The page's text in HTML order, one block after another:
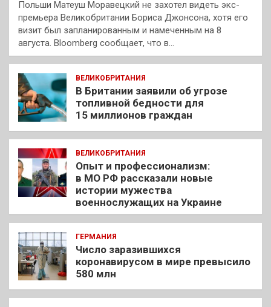
Польши Матеуш Моравецкий не захотел видеть экс-
премьера Великобритании Бориса Джонсона, хотя его
визит был запланированным и намеченным на 8
августа. Bloomberg сообщает, что в…
ВЕЛИКОБРИТАНИЯ
В Британии заявили об угрозе
топливной бедности для
15 миллионов граждан
ВЕЛИКОБРИТАНИЯ
Опыт и профессионализм:
в МО РФ рассказали новые
истории мужества
военнослужащих на Украине
ГЕРМАНИЯ
Число заразившихся
коронавирусом в мире превысило
580 млн